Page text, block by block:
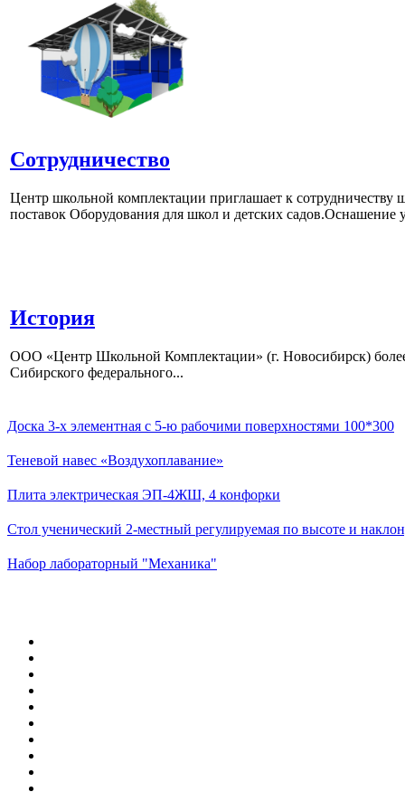
Сотрудничество
Центр школьной комплектации приглашает к
поставок Оборудования для школ и детских
История
ООО «Центр Школьной Комплектации» (г. Новосибирск) более
Сибирского федерального...
Доска 3-х элементная с 5-ю рабочими поверхностями 100*300
Теневой навес «Воздухоплавание»
Плита электрическая ЭП-4ЖШ, 4 конфорки
Стол ученический 2-местный регулируемая по высоте и
Набор лабораторный "Механика"